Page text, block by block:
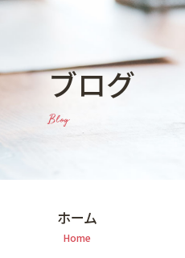
ブログ
Blog
ホーム
Home
インプラントによる治療
マイクロスコープを用いた治療
矯正歯科
一般診療